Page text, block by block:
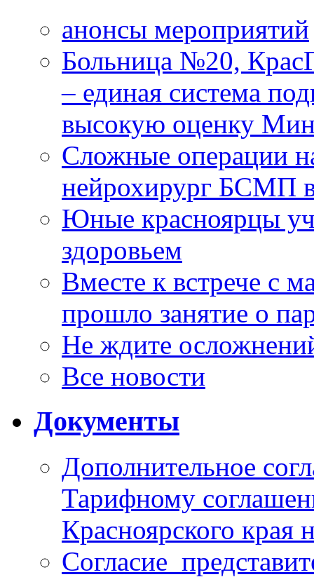
анонсы мероприятий
Больница №20,
– единая система
высокую оценку
Сложные операции
нейрохирург БСМП
Юные красноярцы
здоровьем
Вместе к встрече с
прошло занятие о
Не ждите
Все новости
Документы
Дополнительное
Тарифному
Красноярского края